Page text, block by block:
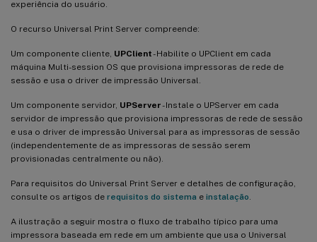
experiência do usuário.
O recurso Universal Print Server compreende:
Um componente cliente, UPClient- Habilite o UPClient em cada
máquina Multi-session OS que provisiona impressoras de rede de
sessão e usa o driver de impressão Universal.
Um componente servidor, UPServer- Instale o UPServer em cada
servidor de impressão que provisiona impressoras de rede de sessão
e usa o driver de impressão Universal para as impressoras de sessão
(independentemente de as impressoras de sessão serem
provisionadas centralmente ou não).
Para requisitos do Universal Print Server e detalhes de configuração,
consulte os artigos de requisitos do sistema e instalação
A ilustração a seguir mostra o fluxo de trabalho típico para uma
impressora baseada em rede em um ambiente que usa o Universal